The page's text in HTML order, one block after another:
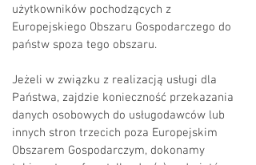
użytkowników pochodzących z
Europejskiego Obszaru Gospodarczego do
państw spoza tego obszaru.
Jeżeli w związku z realizacją usługi dla
Państwa, zajdzie konieczność przekazania
danych osobowych do usługodawców lub
innych stron trzecich poza Europejskim
Obszarem Gospodarczym, dokonamy